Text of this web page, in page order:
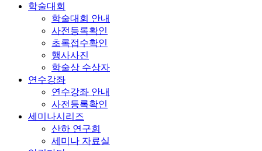
학술대회
학술대회 안내
사전등록확인
초록접수확인
행사사진
학술상 수상자
연수강좌
연수강좌 안내
사전등록확인
세미나시리즈
산하 연구회
세미나 자료실